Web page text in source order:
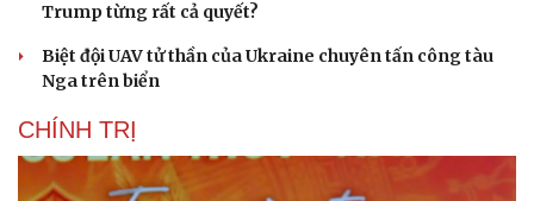
Trump từng rất cả quyết?
Biệt đội UAV tử thần của Ukraine chuyên tấn công tàu
Nga trên biển
CHÍNH TRỊ